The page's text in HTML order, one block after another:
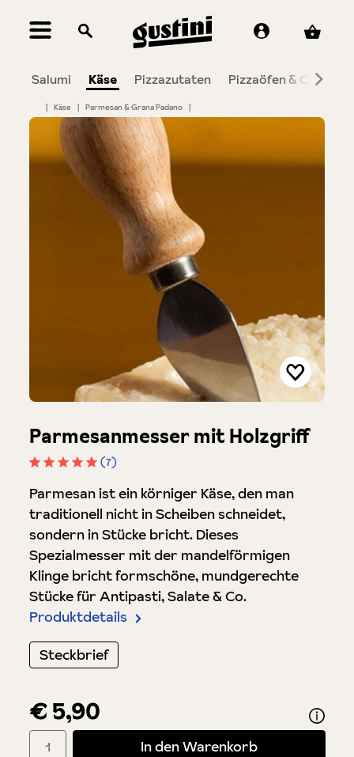
springen
Salumi Käse Pizzazutaten Pizzaöfen & Co.
| Käse | Parmesan & Grana Padano |
Bildergalerie überspringen
€ 5,90
Parmesanmesser mit Holzgriff
(7)
Parmesan ist ein körniger Käse, den man
traditionell nicht in Scheiben schneidet,
sondern in Stücke bricht. Dieses
Spezialmesser mit der mandelförmigen
Klinge bricht formschöne, mundgerechte
Stücke für Antipasti, Salate & Co.
Produktdetails
Steckbrief
Produkt Anzahl: Gib den gewünschten Wert ein oder benutze
In den Warenkorb